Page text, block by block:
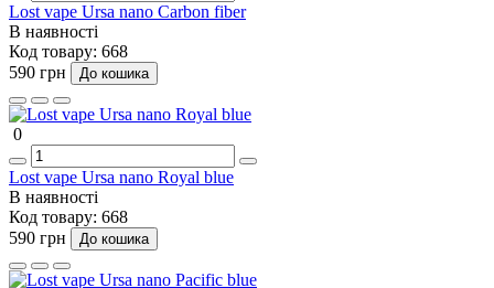
Lost vape Ursa nano Carbon fiber
В наявності
Код товару: 668
590 грн
До кошика
0
Lost vape Ursa nano Royal blue
В наявності
Код товару: 668
590 грн
До кошика